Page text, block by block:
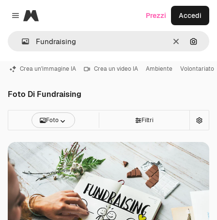
Close menu
Magnific
CancellaCerca
Prezzi Accedi
Crea un'immagine IA Crea un video IA Ambiente Volontariato
Foto Di Fundraising
Foto Filtri